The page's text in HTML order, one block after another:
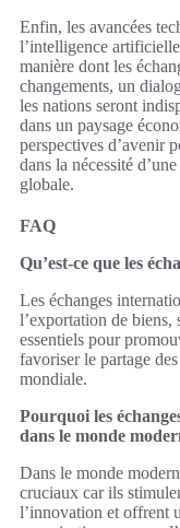
Enfin, les avancées
l’intelligence
manière dont les
changements, un
les nations seront
dans un paysage
perspectives d’avenir
dans la nécessité
globale.
FAQ
Qu’est-ce que les
Les échanges
l’exportation de biens,
essentiels pour
favoriser le partage
mondiale.
Pourquoi les
dans le monde
Dans le monde
cruciaux car ils
l’innovation et offrent